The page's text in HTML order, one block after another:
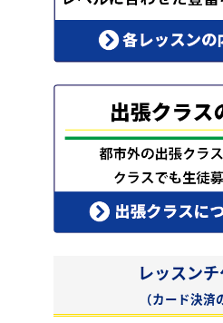
レッスン
（カード決済